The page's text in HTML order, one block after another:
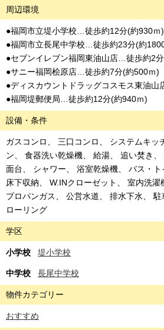
周辺環境
●福岡市立堤小学校…徒歩約12分(約930ｍ)
●福岡市立長尾中学校…徒歩約23分(約
●セブンイレブン福岡東油山店…徒歩約2
●サニー福岡桧原店…徒歩約7分(約500ｍ)
●ディスカウントドラッグコスモス東油
●福岡堤郵便局…徒歩約12分(約940ｍ)
設備・条件
ガスコンロ 三口コンロ システムキッ
ン
食器洗い乾燥機 給湯 追い焚き
面台
シャワー 浴室乾燥機 バス・ト
床下収納
W.INクローゼット 室内洗濯
プロパンガス
公営水道 排水下水 駐
ローリング
学区
小学校 堤小学校
中学校 長尾中学校
物件カテゴリー
おすすめ